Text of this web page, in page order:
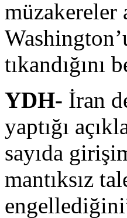
müzakereler
tıkandığını
YDH- İran
yaptığı
sayıda
mantıksız